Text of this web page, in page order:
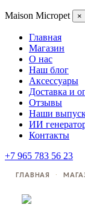
Maison Micropet ×
Главная
Магазин
О нас
Наш блог
Аксессуары
Доставка и
Отзывы
Наши
ИИ
Контакты
+7 965 783 56 23
ГЛАВНАЯ ·